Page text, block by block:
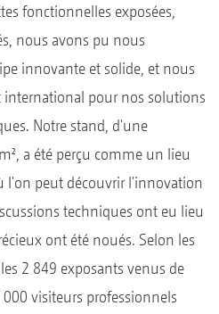
fonctionnelles exposées,
nous avons pu nous
innovante et solide, et nous
pour nos solutions
Notre stand, d'une
a été perçu comme un lieu
l'on peut découvrir l'innovation
techniques ont eu lieu
ont été noués. Selon les
2 849 exposants venus de
visiteurs professionnels